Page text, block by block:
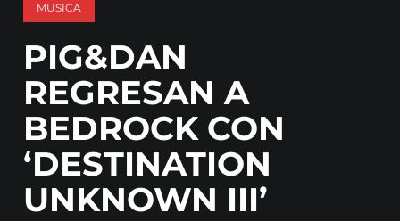
MUSICA
PIG&DAN
REGRESAN A
BEDROCK CON
‘DESTINATION
UNKNOWN III’